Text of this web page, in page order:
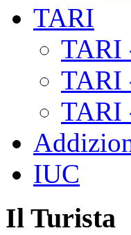
TARI
TARI
TARI
TARI
IUC
Il Turista